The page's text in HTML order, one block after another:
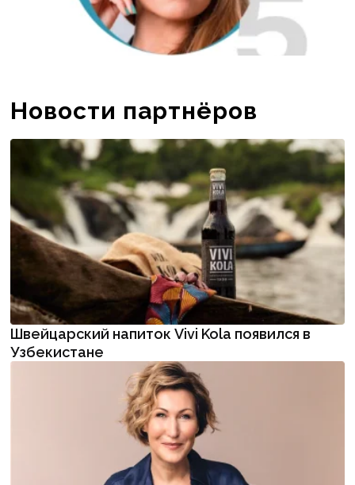
Новости партнёров
Швейцарский напиток Vivi Kola появился в
Узбекистане